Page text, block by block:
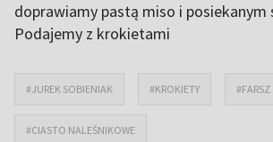
doprawiamy pastą miso i posiekanym
Podajemy z krokietami
#JUREK SOBIENIAK #KROKIETY #FARSZ
#CIASTO NALEŚNIKOWE